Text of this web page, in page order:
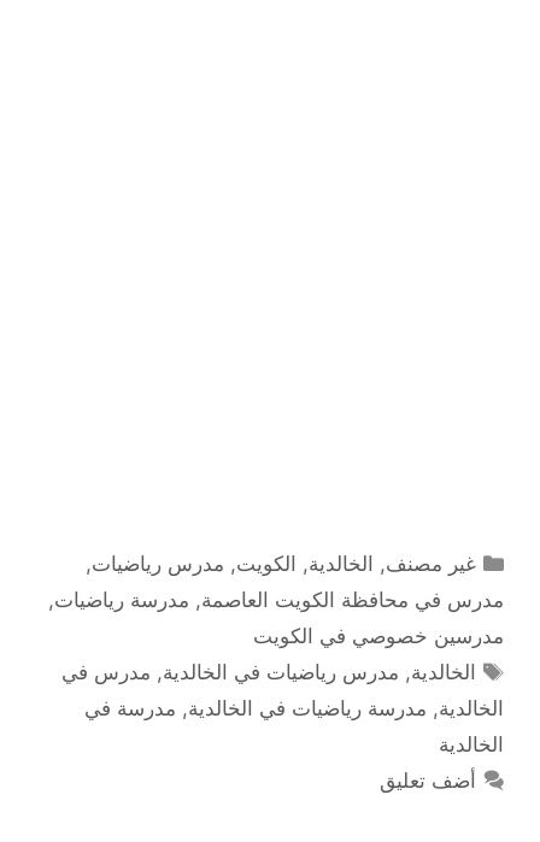
التصنيفات
غير مصنف, الخالدية, الكويت, مدرس رياضيات,
مدرس في محافظة الكويت العاصمة, مدرسة رياضيات,
مدرسين خصوصي في الكويت
الوسوم
الخالدية, مدرس رياضيات في الخالدية, مدرس في
الخالدية, مدرسة رياضيات في الخالدية, مدرسة في
الخالدية
أضف تعليق